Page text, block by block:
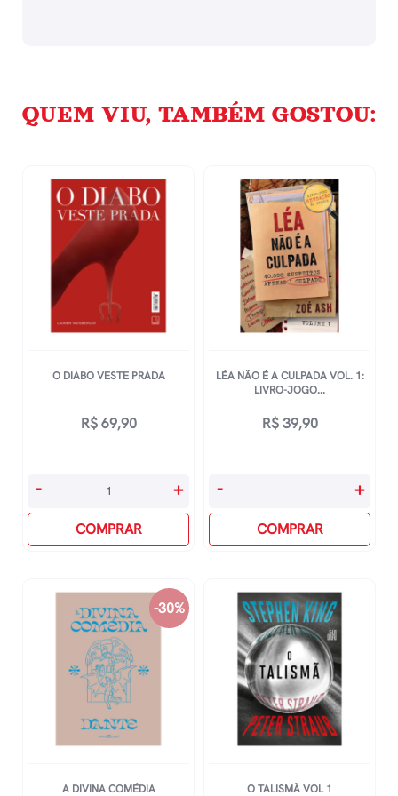
QUEM VIU, TAMBÉM GOSTOU:
O DIABO VESTE PRADA
R$69,90
O
Prada
- +
COMPRAR
LÉA NÃO É A CULPADA VOL. 1:
LIVRO-JOGO...
R$39,90
Léa
A
Livro-
Jogo
Páginas
Destacáveis
quantidade
- +
COMPRAR
-30%
A DIVINA COMÉDIA O TALISMÃ VOL 1